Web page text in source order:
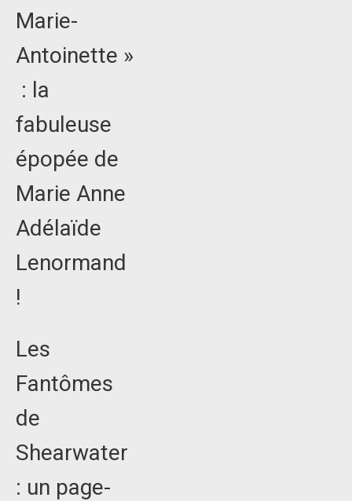
Marie-
Antoinette »
: la
fabuleuse
épopée de
Marie Anne
Adélaïde
Lenormand
!
Les
Fantômes
de
Shearwater
: un page-